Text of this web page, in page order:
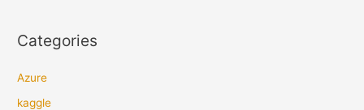
Categories
Azure
kaggle